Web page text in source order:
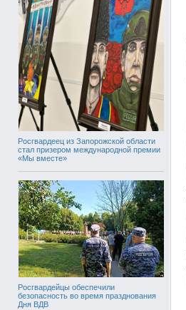
Росгвардеец из Запорожской области
стал призером международной премии
«Мы вместе»
Росгвардейцы обеспечили
безопасность во время празднования
Дня ВДВ